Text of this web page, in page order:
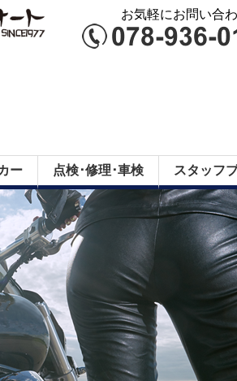
お気軽にお問い合
ー 点検･修理･車検 スタッフ